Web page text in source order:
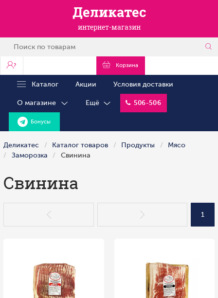
Деликатес
интернет-магазин
? Корзина
Каталог Акции Условия доставки
О магазине Ещё 506-506
Бонусы
Деликатес Каталог товаров Продукты
Мясо
Заморозка
Свинина
Свинина
1